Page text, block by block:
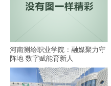
河南测绘职业学院：融媒聚力守
阵地 数字赋能育新人